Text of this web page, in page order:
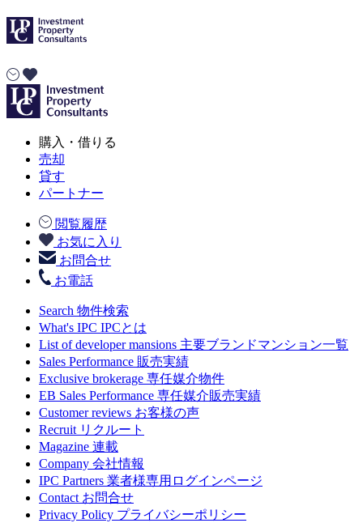
購入・借りる
売却
貸す
パートナー
閲覧履歴
お気に入り
お問合せ
お電話
Search 物件検索
What's IPC IPCとは
List of developer mansions 主要ブランドマンション一覧
Sales Performance 販売実績
Exclusive brokerage 専任媒介物件
EB Sales Performance 専任媒介販売実績
Customer reviews お客様の声
Recruit リクルート
Magazine 連載
Company 会社情報
IPC Partners 業者様専用ログインページ
Contact お問合せ
Privacy Policy プライバシーポリシー